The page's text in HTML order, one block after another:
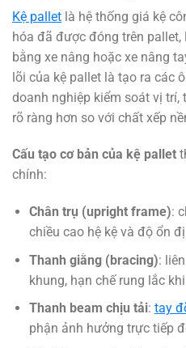
Kệ pallet là hệ thống giá kệ
hóa đã được đóng trên
bằng xe nâng hoặc xe nâng
lõi của kệ pallet là tạo ra các
doanh nghiệp kiểm soát vị
rõ ràng hơn so với chất xếp
Cấu tạo cơ bản của kệ pallet
chính:
Chân trụ (upright frame):
chiều cao hệ kệ và độ ổn
Thanh giằng (bracing):
khung, hạn chế rung lắc
Thanh beam chịu tải: tay
phận ảnh hưởng trực tiếp